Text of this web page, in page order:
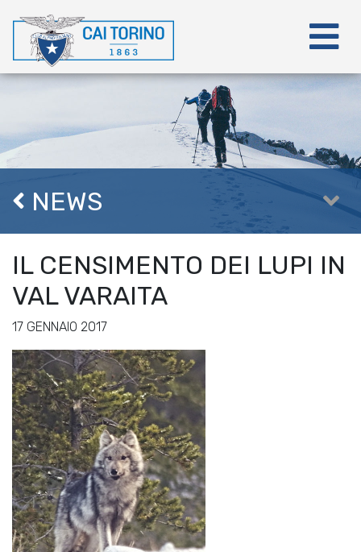
NEWS
IL CENSIMENTO DEI LUPI IN
VAL VARAITA
17 GENNAIO 2017